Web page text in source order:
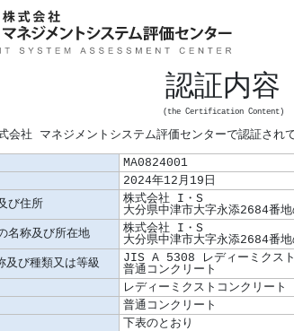
認証内容
(the Certification Content)
会社 マネジメントシステム評価センターで認証され
MA0824001
2024年12月19日
び住所
株式会社 I・S
大分県中津市大字永添2684番
名称及び所在地
株式会社 I・S
大分県中津市大字永添2684番
び種類又は等級
JIS A 5308 レディーミクスト
普通コンクリート
レディーミクストコンクリート
普通コンクリート
下表のとおり